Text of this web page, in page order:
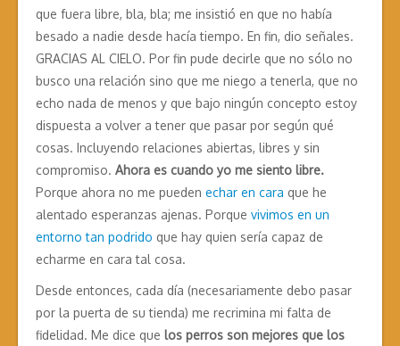
que fuera libre, bla, bla; me insistió en que no había
besado a nadie desde hacía tiempo. En fin, dio señales.
GRACIAS AL CIELO. Por fin pude decirle que no sólo no
busco una relación sino que me niego a tenerla, que no
echo nada de menos y que bajo ningún concepto estoy
dispuesta a volver a tener que pasar por según qué
cosas. Incluyendo relaciones abiertas, libres y sin
compromiso. Ahora es cuando yo me siento libre.
Porque ahora no me pueden echar en cara que he
alentado esperanzas ajenas. Porque vivimos en un
entorno tan podrido que hay quien sería capaz de
echarme en cara tal cosa.
Desde entonces, cada día (necesariamente debo pasar
por la puerta de su tienda) me recrimina mi falta de
fidelidad. Me dice que los perros son mejores que los